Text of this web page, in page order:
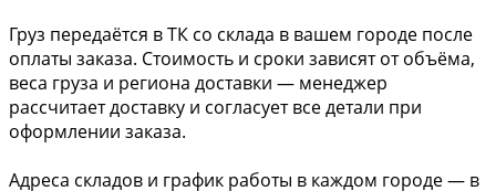
Груз передаётся в ТК со склада в вашем городе после
оплаты заказа. Стоимость и сроки зависят от объёма,
веса груза и региона доставки — менеджер
рассчитает доставку и согласует все детали при
оформлении заказа.
Адреса складов и график работы в каждом городе — в